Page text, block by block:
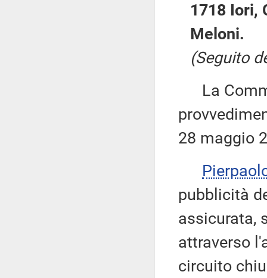
1718 Iori,
Meloni.
(Seguito
La
28 maggio
pubblicità
assicurata,
attraverso
circuito